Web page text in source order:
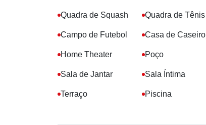
Quadra de Squash Quadra de Tênis
Campo de Futebol Casa de Caseiro
Home Theater Poço
Sala de Jantar Sala Íntima
Terraço Piscina